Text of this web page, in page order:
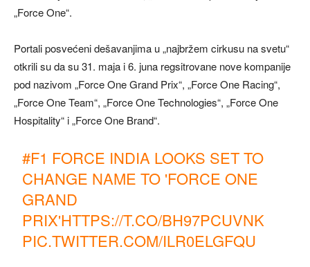
„Force One“.
Portali posvećeni dešavanjima u „najbržem cirkusu na svetu“
otkrili su da su 31. maja i 6. juna regsitrovane nove kompanije
pod nazivom „Force One Grand Prix“, „Force One Racing“,
„Force One Team“, „Force One Technologies“, „Force One
Hospitality“ i „Force One Brand“.
#F1 FORCE INDIA LOOKS SET TO
CHANGE NAME TO 'FORCE ONE
GRAND
PRIX'HTTPS://T.CO/BH97PCUVNK
PIC.TWITTER.COM/ILR0ELGFQU